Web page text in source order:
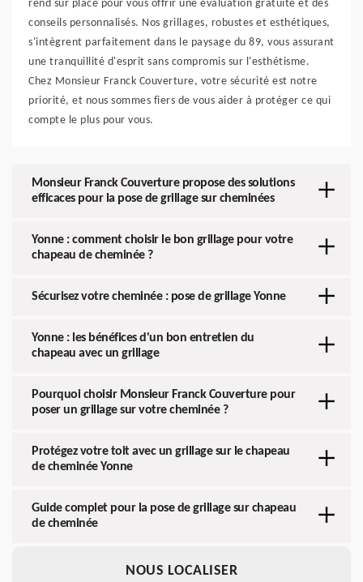
rend sur place pour vous offrir une évaluation gratuite et des
conseils personnalisés. Nos grillages, robustes et esthétiques,
s'intègrent parfaitement dans le paysage du 89, vous assurant
une tranquillité d'esprit sans compromis sur l'esthétisme.
Chez Monsieur Franck Couverture, votre sécurité est notre
priorité, et nous sommes fiers de vous aider à protéger ce qui
compte le plus pour vous.
Monsieur Franck Couverture propose des solutions
efficaces pour la pose de grillage sur cheminées
Yonne : comment choisir le bon grillage pour votre
chapeau de cheminée ?
Sécurisez votre cheminée : pose de grillage Yonne
Yonne : les bénéfices d'un bon entretien du
chapeau avec un grillage
Pourquoi choisir Monsieur Franck Couverture pour
poser un grillage sur votre cheminée ?
Protégez votre toit avec un grillage sur le chapeau
de cheminée Yonne
Guide complet pour la pose de grillage sur chapeau
de cheminée
NOUS LOCALISER